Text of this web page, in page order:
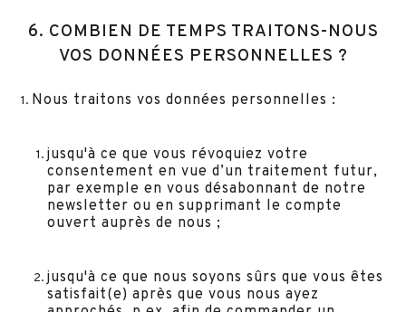
6. COMBIEN DE TEMPS TRAITONS-NOUS
VOS DONNÉES PERSONNELLES ?
Nous traitons vos données personnelles :
jusqu'à ce que vous révoquiez votre
consentement en vue d’un traitement futur,
par exemple en vous désabonnant de notre
newsletter ou en supprimant le compte
ouvert auprès de nous ;
jusqu'à ce que nous soyons sûrs que vous êtes
satisfait(e) après que vous nous ayez